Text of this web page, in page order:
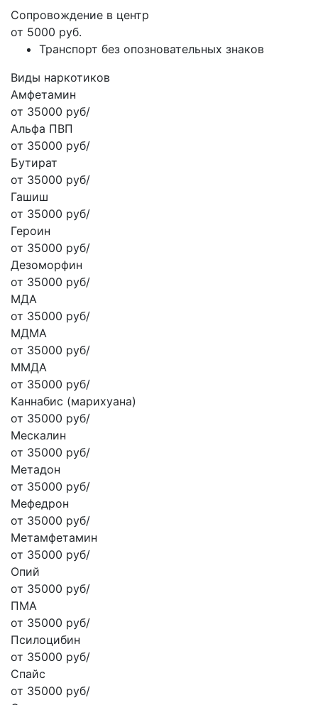
Сопровождение в центр
от 5000 руб.
Транспорт без опозновательных знаков
Виды наркотиков
Амфетамин
от 35000 руб/
Альфа ПВП
от 35000 руб/
Бутират
от 35000 руб/
Гашиш
от 35000 руб/
Героин
от 35000 руб/
Дезоморфин
от 35000 руб/
МДА
от 35000 руб/
МДМА
от 35000 руб/
ММДА
от 35000 руб/
Каннабис (марихуана)
от 35000 руб/
Мескалин
от 35000 руб/
Метадон
от 35000 руб/
Мефедрон
от 35000 руб/
Метамфетамин
от 35000 руб/
Опий
от 35000 руб/
ПМА
от 35000 руб/
Псилоцибин
от 35000 руб/
Спайс
от 35000 руб/